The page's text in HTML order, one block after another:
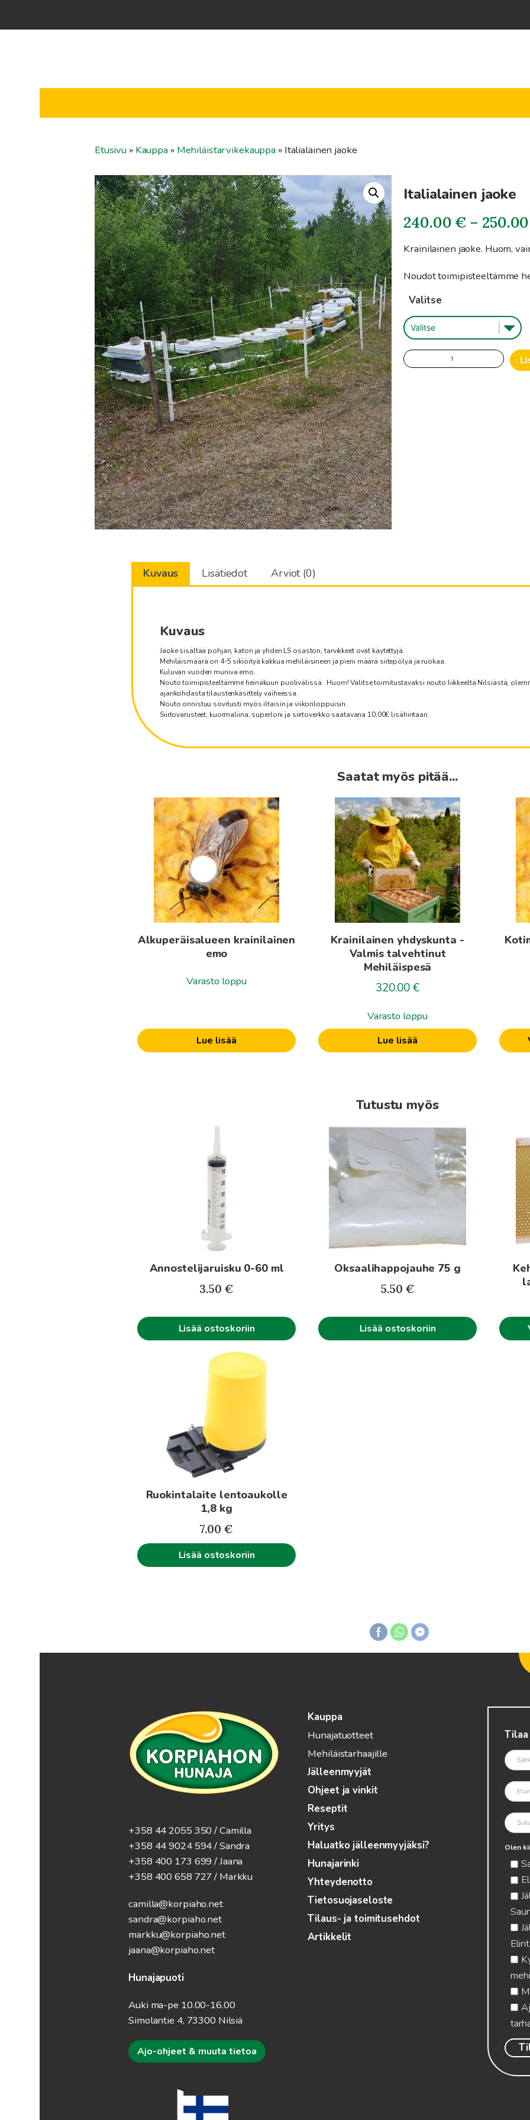
Etusivu » Kauppa » Mehiläistarvikekauppa » Italialainen jaoke
Italialainen jaoke
240.00€ – 250.00
Krainilainen jaoke. Huom,
Noudot toimipisteeltämme
Valitse
Italialainen
jaoke
Kuvaus Lisätiedot Arviot (0)
Kuvaus
Jaoke sisältää pohjan, katon ja yhden LS osaston, tarvikkeet ovat käytettyjä.
Mehiläismäärä on 4-5 sikiöityä kakkua mehiläisineen ja pieni määrä siitepölyä ja ruokaa.
Kuluvan vuoden muniva emo.
Nouto toimipisteeltämme heinäkuun puolivälissä. Huom! Valitse toimitustavaksi nouto liikkeeltä Nilsiästä,
ajankohdasta tilaustenkäsittely vaiheessa.
Nouto onnistuu sovitusti myös iltaisin ja viikonloppuisin.
Siirtovarusteet; kuormaliina, superloni ja siirtoverkko saatavana 10,00€ lisähintaan.
Saatat myös pitää...
Alkuperäisalueen krainilainen
emo
Varasto loppu
Lue lisää
Krainilainen yhdyskunta -
Valmis talvehtinut
Mehiläispesä
320.00€
Varasto loppu
Lue lisää
Tällä
Voit
tehdä
sivulla.
Tutustu myös
Annostelijaruisku 0-60 ml
3.50 €
Lisää ostoskoriin
Oksaalihappojauhe 75 g
5.50 €
Lisää ostoskoriin
Voit
tehdä
sivulla.
Ruokintalaite lentoaukolle
1,8 kg
7.00 €
Lisää ostoskoriin
+358 44 2055 350 / Camilla
+358 44 9024 594/ Sandra
+358 400 173 699 / Jaana
+358 400 658 727 / Markku
camilla@korpiaho.net
sandra@korpiaho.net
markku@korpiaho.net
jaana@korpiaho.net
Hunajapuoti
Auki ma-pe 10.00-16.00
Simolantie 4, 73300 Nilsiä
Ajo-ohjeet & muuta tietoa
Kauppa
Hunajatuotteet
Mehiläistarhaajille
Jälleenmyyjät
Ohjeet ja vinkit
Reseptit
Yritys
Haluatko jälleenmyyjäksi?
Hunajarinki
Yhteydenotto
Tietosuojaseloste
Tilaus- ja toimitusehdot
Artikkelit
Olen